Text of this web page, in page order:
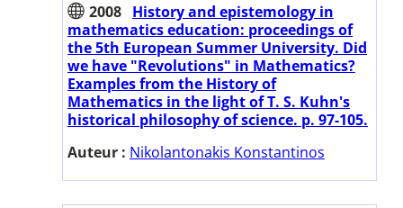
2008 History and epistemology in
mathematics education: proceedings of
the 5th European Summer University. Did
we have "Revolutions" in Mathematics?
Examples from the History of
Mathematics in the light of T. S. Kuhn's
historical philosophy of science. p. 97-105.
Auteur : Nikolantonakis Konstantinos